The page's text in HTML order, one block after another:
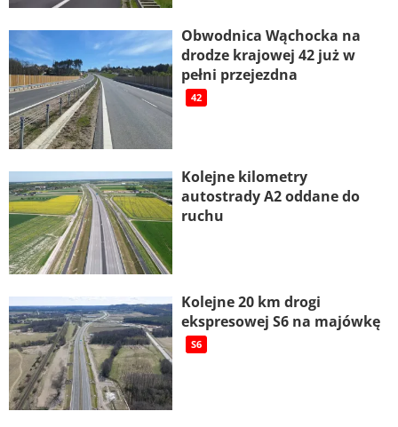
Obwodnica Wąchocka na
drodze krajowej 42 już w
pełni przejezdna
42
Kolejne kilometry
autostrady A2 oddane do
ruchu
Kolejne 20 km drogi
ekspresowej S6 na majówkę
S6